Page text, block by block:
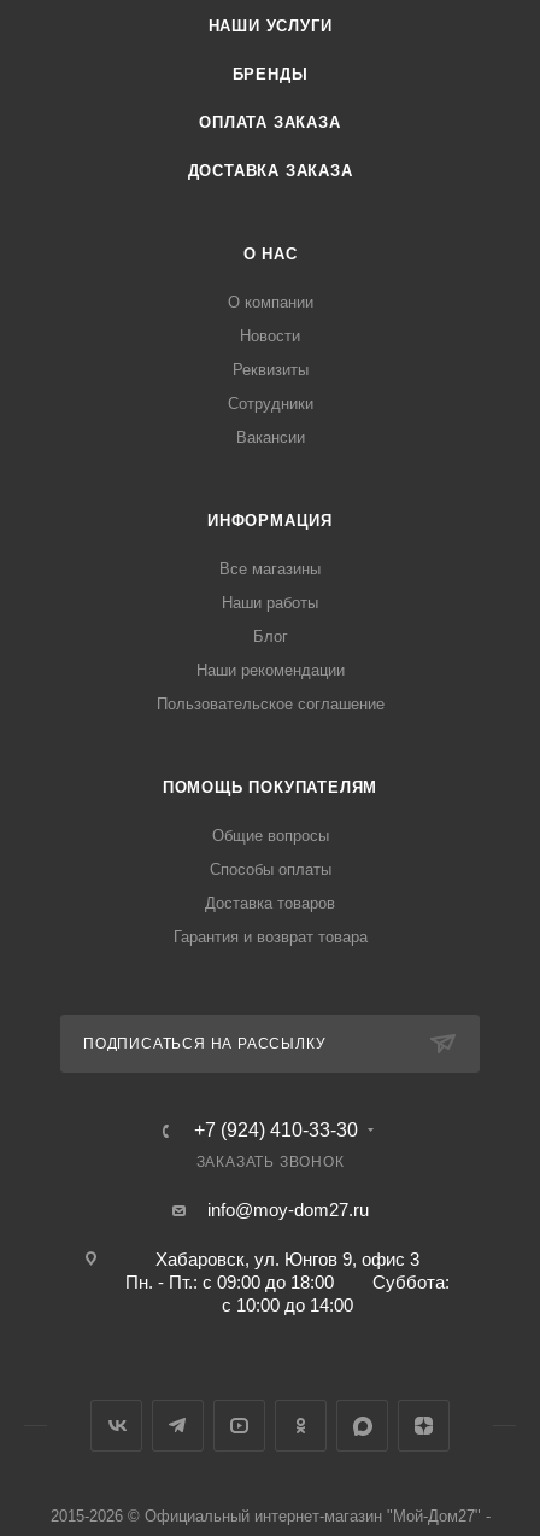
НАШИ УСЛУГИ
БРЕНДЫ
ОПЛАТА ЗАКАЗА
ДОСТАВКА ЗАКАЗА
О НАС
О компании
Новости
Реквизиты
Сотрудники
Вакансии
ИНФОРМАЦИЯ
Все магазины
Наши работы
Блог
Наши рекомендации
Пользовательское соглашение
ПОМОЩЬ ПОКУПАТЕЛЯМ
Общие вопросы
Способы оплаты
Доставка товаров
Гарантия и возврат товара
ПОДПИСАТЬСЯ НА РАССЫЛКУ
+7 (924) 410-33-30
ЗАКАЗАТЬ ЗВОНОК
info@moy-dom27.ru
Хабаровск, ул. Юнгов 9, офис 3
Пн. - Пт.: с 09:00 до 18:00 Суббота:
с 10:00 до 14:00
2015-2026 © Официальный интернет-магазин "Мой-Дом27" -